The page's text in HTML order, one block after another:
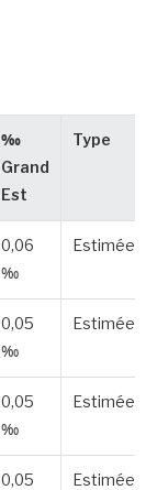
‰
Grand
Est
Type
0,06
‰
Estimée
0,05
‰
Estimée
0,05
‰
Estimée
0,05
Estimée